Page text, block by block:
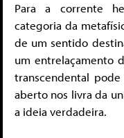
Para a corrente
categoria da
de um sentido
um entrelaçamento
transcendental
aberto nos livra da
a ideia verdadeira.